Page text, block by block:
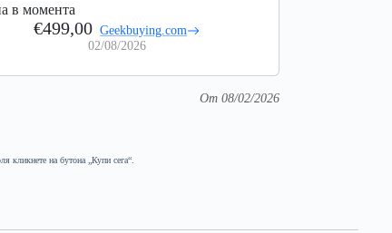
в момента
€499,00 Geekbuying.com
02/08/2026
От 08/02/2026
кликнете на бутона „Купи сега“.